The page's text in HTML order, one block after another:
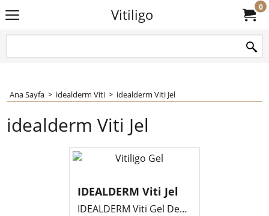
Vitiligo 0
Ana Sayfa > idealderm Viti > idealderm Viti Jel
idealderm Viti Jel
IDEALDERM Viti Jel
IDEALDERM Viti Gel Depigmentation regulator.